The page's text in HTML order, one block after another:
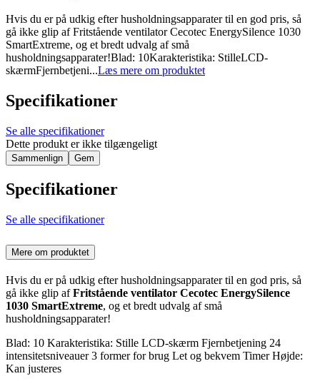
Hvis du er på udkig efter husholdningsapparater til en god pris, så
gå ikke glip af Fritstående ventilator Cecotec EnergySilence 1030
SmartExtreme, og et bredt udvalg af små
husholdningsapparater!Blad: 10Karakteristika: StilleLCD-
skærmFjernbetjeni...Læs mere om produktet
Specifikationer
Se alle specifikationer
Dette produkt er ikke tilgængeligt
Sammenlign Gem
Specifikationer
Se alle specifikationer
Mere om produktet
Hvis du er på udkig efter husholdningsapparater til en god pris, så
gå ikke glip afFritstående ventilator Cecotec EnergySilence
1030 SmartExtreme, og et bredt udvalg af små
husholdningsapparater!
Blad: 10 Karakteristika: Stille LCD-skærm Fjernbetjening 24
intensitetsniveauer 3 former for brug Let og bekvem Timer Højde:
Kan justeres